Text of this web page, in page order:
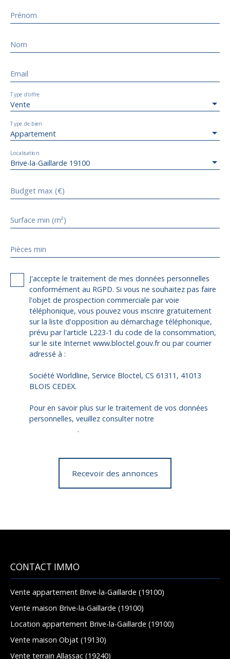
Prénom
Nom
Email
Vente
Type d'offre
Appartement
Type de bien
Brive-la-Gaillarde 19100
Localisation
Budget max (€)
Surface min (m²)
Pièces min
J'accepte le traitement de mes données personnelles
conformément au RGPD. Si vous ne souhaitez pas faire
l'objet de prospection commerciale par voie
téléphonique, vous pouvez vous inscrire gratuitement
sur la liste d'opposition au démarchage téléphonique,
prévu par l'article L223-1 du code de la consommation,
sur le site Internet www.bloctel.gouv.fr ou par courrier
adressé à :
Société Worldline, Service Bloctel, CS 61311, 41013
BLOIS CEDEX.
Pour en savoir plus sur le traitement de vos données
personnelles, veuillez consulter notre
.
Recevoir des annonces
CONTACT IMMO
Vente appartement Brive-la-Gaillarde (19100)
Vente maison Brive-la-Gaillarde (19100)
Location appartement Brive-la-Gaillarde (19100)
Vente maison Objat (19130)
Vente terrain Allassac (19240)